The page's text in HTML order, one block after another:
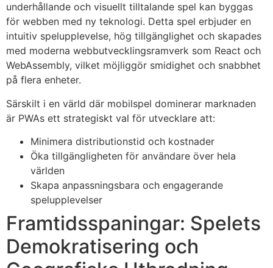
underhållande och visuellt tilltalande spel kan byggas
för webben med ny teknologi. Detta spel erbjuder en
intuitiv spelupplevelse, hög tillgänglighet och skapades
med moderna webbutvecklingsramverk som React och
WebAssembly, vilket möjliggör smidighet och snabbhet
på flera enheter.
Särskilt i en värld där mobilspel dominerar marknaden
är PWAs ett strategiskt val för utvecklare att:
Minimera distributionstid och kostnader
Öka tillgängligheten för användare över hela
världen
Skapa anpassningsbara och engagerande
spelupplevelser
Framtidsspaningar: Spelets
Demokratisering och